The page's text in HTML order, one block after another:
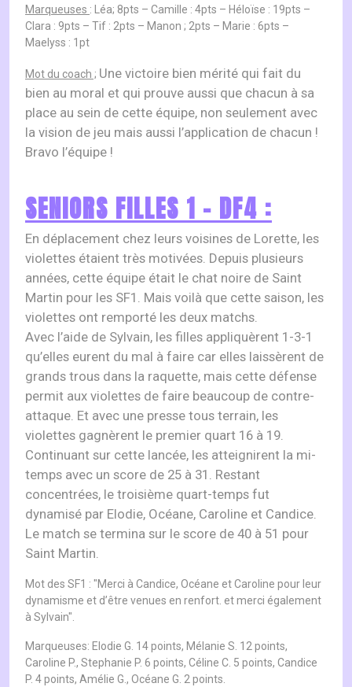
Marqueuses : Léa; 8pts – Camille : 4pts – Héloïse : 19pts –
Clara : 9pts – Tif : 2pts – Manon ; 2pts – Marie : 6pts –
Maelyss : 1pt
Mot du coach ; Une victoire bien mérité qui fait du
bien au moral et qui prouve aussi que chacun à sa
place au sein de cette équipe, non seulement avec
la vision de jeu mais aussi l’application de chacun !
Bravo l’équipe !
SENIORS FILLES 1 – DF4 :
En déplacement chez leurs voisines de Lorette, les
violettes étaient très motivées. Depuis plusieurs
années, cette équipe était le chat noire de Saint
Martin pour les SF1. Mais voilà que cette saison, les
violettes ont remporté les deux matchs.
Avec l’aide de Sylvain, les filles appliquèrent 1-3-1
qu’elles eurent du mal à faire car elles laissèrent de
grands trous dans la raquette, mais cette défense
permit aux violettes de faire beaucoup de contre-
attaque. Et avec une presse tous terrain, les
violettes gagnèrent le premier quart 16 à 19.
Continuant sur cette lancée, les atteignirent la mi-
temps avec un score de 25 à 31. Restant
concentrées, le troisième quart-temps fut
dynamisé par Elodie, Océane, Caroline et Candice.
Le match se termina sur le score de 40 à 51 pour
Saint Martin.
Mot des SF1 : "Merci à Candice, Océane et Caroline pour leur
dynamisme et d’être venues en renfort. et merci également
à Sylvain".
Marqueuses: Elodie G. 14 points, Mélanie S. 12 points,
Caroline P., Stephanie P. 6 points, Céline C. 5 points, Candice
P. 4 points, Amélie G., Océane G. 2 points.